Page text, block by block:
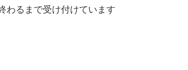
わるまで受け付けています